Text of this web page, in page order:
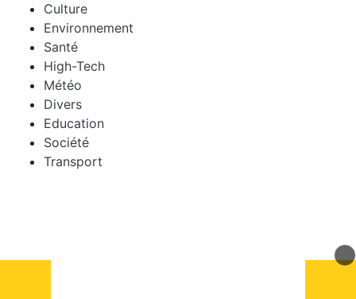
Culture
Environnement
Santé
High-Tech
Météo
Divers
Education
Société
Transport